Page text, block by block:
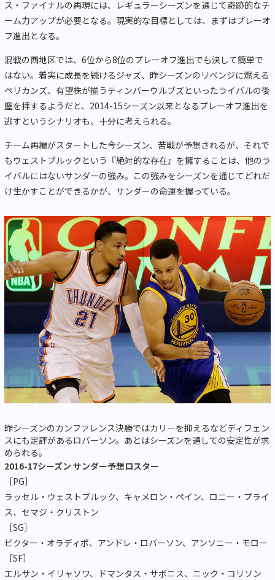
ス・ファイナルの再現には、レギュラーシーズンを通じて奇跡的なチ
ーム力アップが必要となる。現実的な目標としては、まずはプレーオ
フ進出となる。
混戦の西地区では、6位から8位のプレーオフ進出でも決して簡単で
はない。着実に成長を続けるジャズ、昨シーズンのリベンジに燃える
ペリカンズ、有望株が揃うティンバーウルブズといったライバルの後
塵を拝するようだと、2014-15シーズン以来となるプレーオフ進出を
逃すというシナリオも、十分に考えられる。
チーム再編がスタートした今シーズン、苦戦が予想されるが、それで
もウェストブルックという『絶対的な存在』を擁することは、他のラ
イバルにはないサンダーの強み。この強みをシーズンを通じてどれだ
け生かすことができるかが、サンダーの命運を握っている。
昨シーズンのカンファレンス決勝ではカリーを抑えるなどディフェン
スにも定評があるロバーソン。あとはシーズンを通しての安定性が求
められる。
2016-17シーズン サンダー予想ロスター
［PG］
ラッセル・ウェストブルック、キャメロン・ペイン、ロニー・プライ
ス、セマジ・クリストン
［SG］
ビクター・オラディポ、アンドレ・ロバーソン、アンソニー・モロー
［SF］
エルサン・イリャソワ、ドマンタス・サボニス、ニック・コリソン